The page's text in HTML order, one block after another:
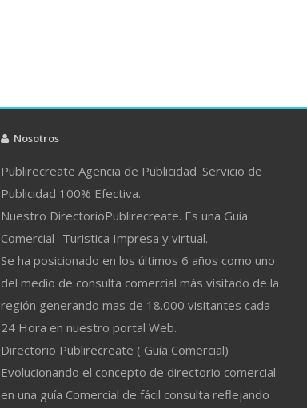
Nosotros
Publirecreate Agencia de Publicidad .Servicio de
Publicidad 100% Efectiva.
Nuestro DirectorioPublirecreate. Es una Guía
Comercial -Turistica Impresa y virtual.
Se ha posicionado en los últimos 6 años como uno
del medio de consulta comercial más visitado de la
región generando mas de 18.000 visitantes cada
24 Hora en nuestro portal Web.
Directorio Publirecreate ( Guía Comercial)
Evolucionando el concepto de directorio comercial
en una guía Comercial de fácil consulta reflejando